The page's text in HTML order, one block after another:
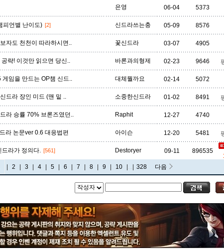
은영 06-04 5373
피언별 난이도) [2] 신드라쓰는충 05-09 8576
자도 천천이 따라하시면.. 꽃신드라 03-07 4905
략! 이것만 읽으면 당신.. 바론과의형제 02-23 9646
게임을 만드는 OP챔 신드.. 대체뭘까요 02-14 5072
드라 장인 미드 (맨 밑 .. 소중한신드라 01-02 8491
라 승률 70% 브론즈였던.. Raphit 12-27 4740
라 논문ver 0.6 대응법편 아이슨 12-20 5481
드라가 정의다. [561] Destoryer 09-11 896535
2 3 4 5 6 7 8 9 10 ... 328 다음